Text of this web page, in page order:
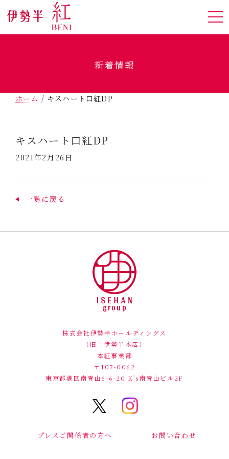
新着情報
ホーム / キスハート口紅DP
キスハート口紅DP
2021年2月26日
一覧に戻る
株式会社伊勢半ホールディングス
（旧：伊勢半本店）
本紅事業部
〒107-0062
東京都港区南青山6-6-20 K's南青山ビル2F
プレスご関係者の方へ お問い合わせ